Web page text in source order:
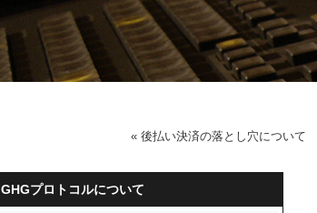
« 後払い決済の落とし穴について
GHGプロトコルについて